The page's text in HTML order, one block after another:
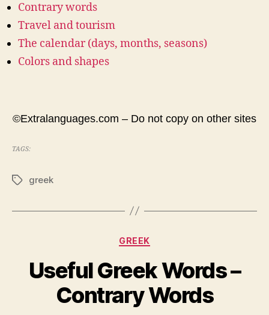
Contrary words
Travel and tourism
The calendar (days, months, seasons)
Colors and shapes
©Extralanguages.com – Do not copy on other sites
TAGS:
Tagsgreek
Categories
GREEK
Useful Greek Words –
Contrary Words